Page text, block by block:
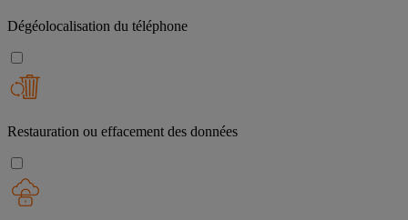
Dégéolocalisation du téléphone
Restauration ou effacement des données